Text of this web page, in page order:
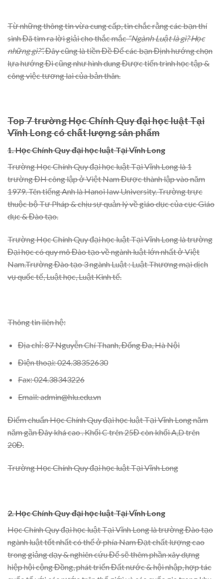
Từ những thông tin vừa cung cấp, tin chắc rằng các bạn thí
sinh Đã tìm ra lời giải cho thắc mắc“Ngành Luật là gì? Học
những gì?”.Đây cũng là tiền Đề Để các bạn Định hướng chọn
lựa hướng Đi cũng như hình dung Được tiến trình học tập &
công việc tương lai của bản thân.
Top 7 trường Học Chính Quy đại học luật Tại
Vĩnh Long có chất lượng sản phẩm
1. Học Chính Quy đại học luật Tại Vĩnh Long
Trường Học Chính Quy đại học luật Tại Vĩnh Long là 1
trường ĐH công lập ở Việt Nam Được thành lập vào năm
1979. Tên tiếng Anh là Hanoi Iaw University. Trường trực
thuộc bộ Tư Pháp & chịu sự quản lý về giáo dục của cục Giáo
dục & Đào tạo.
Trường Học Chính Quy đại học luật Tại Vĩnh Long là trường
Đại học có quy mô Đào tạo về ngành luật lớn nhất ở Việt
Nam.Trường Đào tạo 3 ngành Luật : Luật Thương mại dịch
vụ quốc tế, Luật học, Luật Kinh tế.
Thông tin liên hệ:
Địa chỉ: 87 Nguyễn Chí Thanh, Đống Đa, Hà Nội
Điện thoại: 024.38352630
Fax: 024.38343226
Email: admin@hlu.edu.vn
Điểm chuẩn Học Chính Quy đại học luật Tại Vĩnh Long năm
năm gần Đây khá cao . Khối C trên 25Đ còn khối A,D trên
20Đ.
Trường Học Chính Quy đại học luật Tại Vĩnh Long
2. Học Chính Quy đại học luật Tại Vĩnh Long
Học Chính Quy đại học luật Tại Vĩnh Long là trường Đào tạo
ngành luật tốt nhất có thể ở phía Nam Đạt chất lượng cao
trong giảng dạy & nghiên cứu Để sẽ thêm phần xây dựng
hiệp hội cộng Đồng, phát triển Đất nước & hội nhập, hợp tác